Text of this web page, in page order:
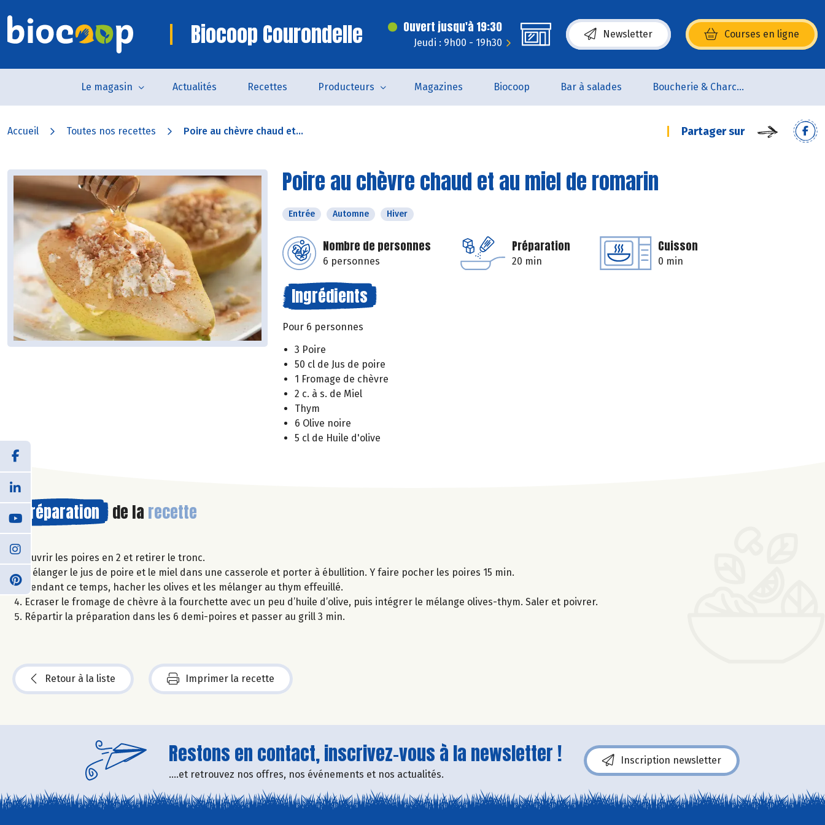
Biocoop Courondelle Ouvert jusqu'à 19:30
Jeudi : 9h00 - 19h30
Newsletter Courses en ligne
(s’ouvre dans une nouvelle fenêtre)
Le magasin Actualités Recettes Producteurs Magazines Biocoop Bar à salades Boucherie & Charcuterie
Accueil Toutes nos recettes Poire au chèvre chaud et... Partager sur
Poire au chèvre chaud et au miel de romarin
Entrée Automne Hiver
Nombre de personnes
6 personnes
Préparation
20 min
Cuisson
0 min
Ingrédients
Pour 6 personnes
3 Poire
50 cl de Jus de poire
1 Fromage de chèvre
2 c. à s. de Miel
Thym
6 Olive noire
5 cl de Huile d'olive
Préparation de la recette
Ouvrir les poires en 2 et retirer le tronc.
Mélanger le jus de poire et le miel dans une casserole et porter à ébullition. Y faire pocher les poires 15 min.
Pendant ce temps, hacher les olives et les mélanger au thym effeuillé.
Ecraser le fromage de chèvre à la fourchette avec un peu d’huile d’olive, puis intégrer le mélange olives-thym. Saler et poivrer.
Répartir la préparation dans les 6 demi-poires et passer au grill 3 min.
Retour à la liste Imprimer la recette
Restons en contact, inscrivez-vous à la newsletter !
....et retrouvez nos offres, nos événements et nos actualités.
Inscription newsletter